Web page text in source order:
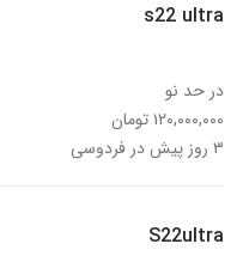
s22 ultra
در حد نو
۱۲۰,۰۰۰,۰۰۰ تومان
۳ روز پیش در فردوسی
S22ultra